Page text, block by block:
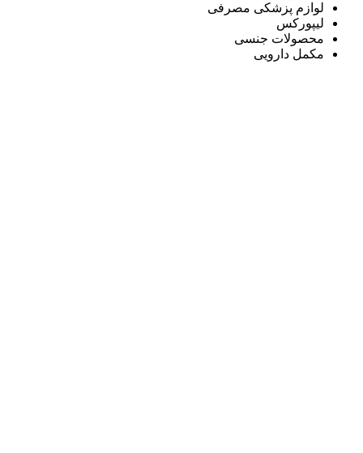
لوازم پزشکی مصرفی
لیپورکس
محصولات جنسی
مکمل دارویی